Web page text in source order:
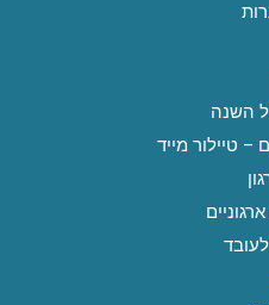
השנה
– טיילור מייד